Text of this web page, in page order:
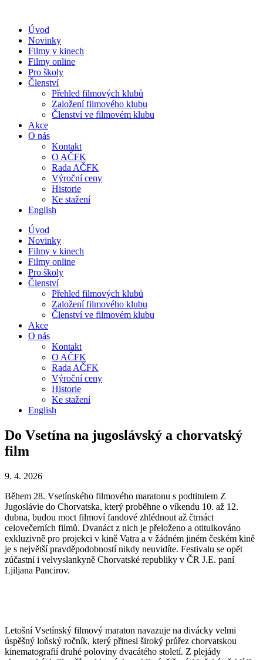
obsahuÚvod
Novinky
Filmy v kinech
Filmy online
Pro školy
Členství
Přehled filmových klubů
Založení filmového klubu
Členství ve filmovém klubu
Akce
O nás
Kontakt
O AČFK
Rada AČFK
Výroční ceny
Historie
Ke stažení
English
Úvod
Novinky
Filmy v kinech
Filmy online
Pro školy
Členství
Přehled filmových klubů
Založení filmového klubu
Členství ve filmovém klubu
Akce
O nás
Kontakt
O AČFK
Rada AČFK
Výroční ceny
Historie
Ke stažení
English
Do Vsetína na jugoslávský a chorvatský
film
9. 4. 2026
Během 28. Vsetínského filmového maratonu s podtitulem Z
Jugoslávie do Chorvatska, který proběhne o víkendu 10. až 12.
dubna, budou moct filmoví fandové zhlédnout až čtrnáct
celovečerních filmů. Dvanáct z nich je přeloženo a otitulkováno
exkluzivně pro projekci v kině Vatra a v žádném jiném českém kině
je s největší pravděpodobností nikdy neuvidíte. Festivalu se opět
zúčastní i velvyslankyně Chorvatské republiky v ČR J.E. paní
Ljiljana Pancirov.
Letošní Vsetínský filmový maraton navazuje na divácky velmi
úspěšný loňský ročník, který přinesl široký průřez chorvatskou
kinematografií druhé poloviny dvacátého století. Z plejády